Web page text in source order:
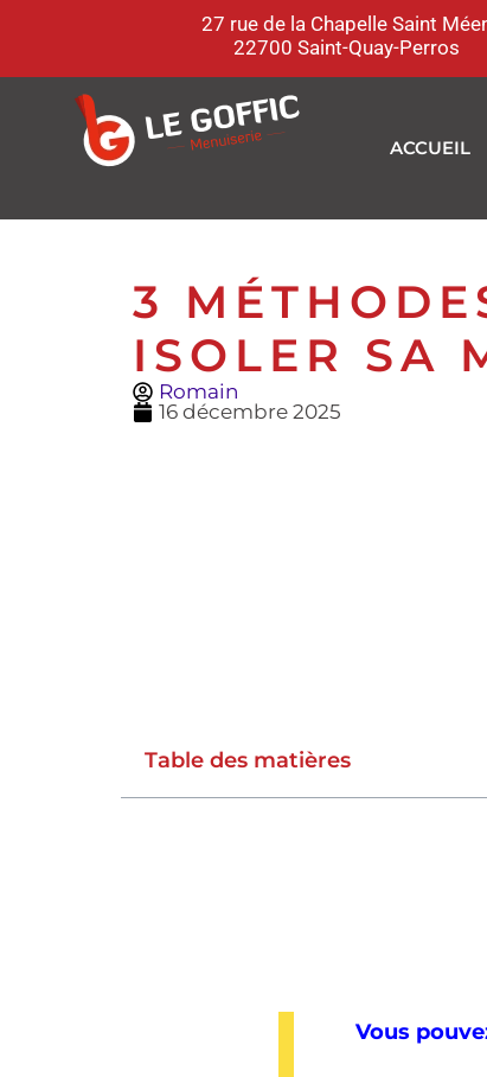
27 rue de la Chapelle Saint
22700 Saint-Quay-Perros
ACCUEIL
3
ISOLER SA
Romain
16 décembre 2025
Table des matières
Vous